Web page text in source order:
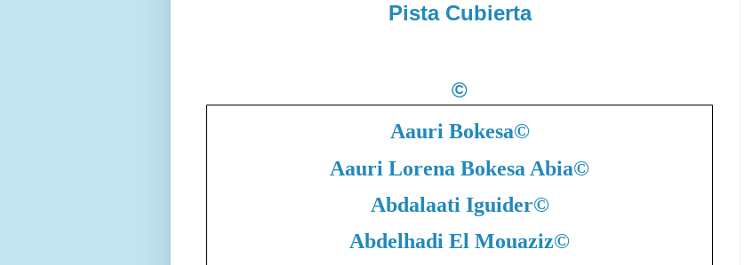
Pista Cubierta
©
Aauri Bokesa©
Aauri Lorena Bokesa Abia©
Abdalaati Iguider©
Abdelhadi El Mouaziz©